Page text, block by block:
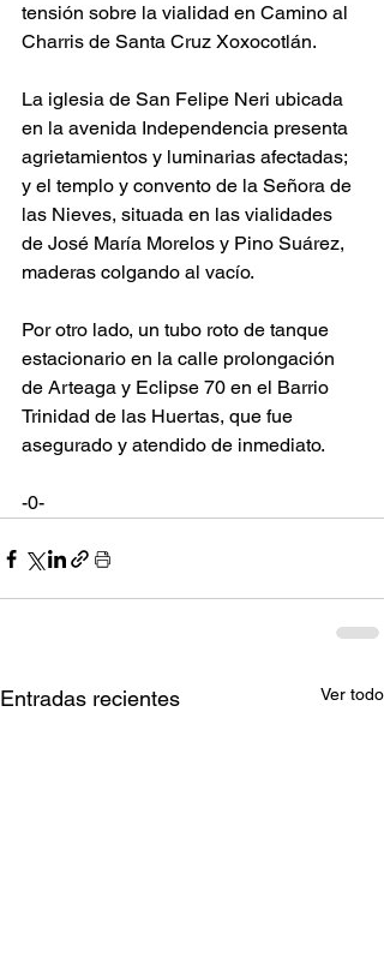
tensión sobre la vialidad en Camino al
Charris de Santa Cruz Xoxocotlán.
La iglesia de San Felipe Neri ubicada
en la avenida Independencia presenta
agrietamientos y luminarias afectadas;
y el templo y convento de la Señora de
las Nieves, situada en las vialidades
de José María Morelos y Pino Suárez,
maderas colgando al vacío.
Por otro lado, un tubo roto de tanque
estacionario en la calle prolongación
de Arteaga y Eclipse 70 en el Barrio
Trinidad de las Huertas, que fue
asegurado y atendido de inmediato.
-0-
Entradas recientes Ver todo